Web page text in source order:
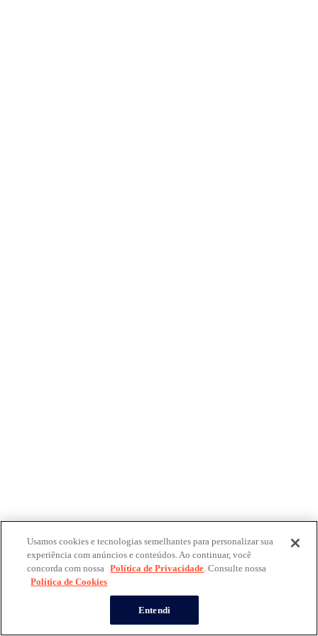
Usamos cookies e tecnologias semelhantes para personalizar sua
experiência com anúncios e conteúdos. Ao continuar, você
concorda com nossa Política de Privacidade. Consulte nossa
Política de Cookies
Entendi